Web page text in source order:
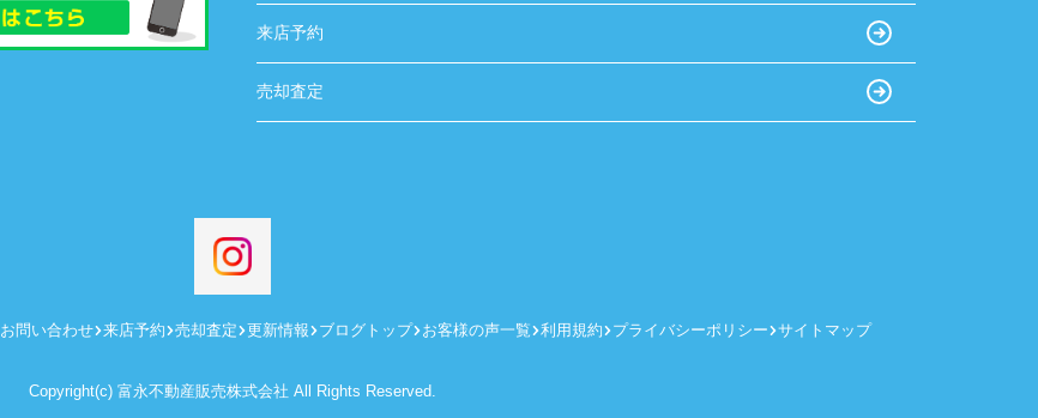
来店予約
売却査定
お問い合わせ 来店予約 売却査定 更新情報 ブログトップ お客様の声一覧 利用規約 プライバシーポリシー サイトマップ
Copyright(c) 富永不動産販売株式会社 All Rights Reserved.